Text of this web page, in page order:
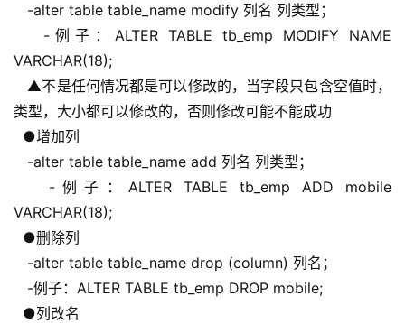
-alter table table_name modify 列名 列类型；
-例子：ALTER TABLE tb_emp MODIFY NAME
VARCHAR(18);
▲不是任何情况都是可以修改的，当字段只包含空值时，
类型，大小都可以修改的，否则修改可能不能成功
●增加列
-alter table table_name add 列名 列类型；
-例子：ALTER TABLE tb_emp ADD mobile
VARCHAR(18);
●删除列
-alter table table_name drop (column) 列名；
-例子：ALTER TABLE tb_emp DROP mobile;
●列改名